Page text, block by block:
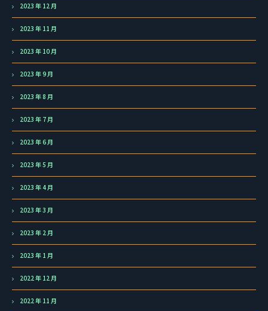
2023 年 12 月
2023 年 11 月
2023 年 10 月
2023 年 9 月
2023 年 8 月
2023 年 7 月
2023 年 6 月
2023 年 5 月
2023 年 4 月
2023 年 3 月
2023 年 2 月
2023 年 1 月
2022 年 12 月
2022 年 11 月